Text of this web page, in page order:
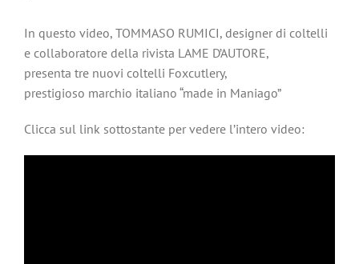
In questo video, TOMMASO RUMICI, designer di coltelli
e collaboratore della rivista LAME D’AUTORE,
presenta tre nuovi coltelli Foxcutlery,
prestigioso marchio italiano “made in Maniago”
Clicca sul link sottostante per vedere l’intero video: